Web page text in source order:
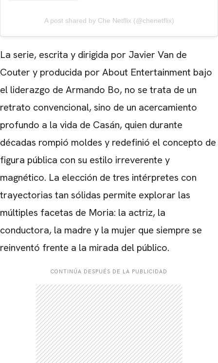
A post shared by Che Netflix (@chenetflix)
La serie, escrita y dirigida por Javier Van de
Couter y producida por About Entertainment bajo
el liderazgo de Armando Bo, no se trata de un
retrato convencional, sino de un acercamiento
profundo a la vida de Casán, quien durante
décadas rompió moldes y redefinió el concepto de
figura pública con su estilo irreverente y
magnético. La elección de tres intérpretes con
trayectorias tan sólidas permite explorar las
múltiples facetas de Moria: la actriz, la
conductora, la madre y la mujer que siempre se
reinventó frente a la mirada del público.
CONTINÚA DESPUÉS DE LA PUBLICIDAD
CARREGANDO PUBLICIDADE